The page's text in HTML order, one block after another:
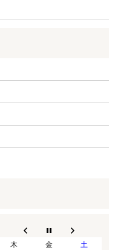
木 金
土